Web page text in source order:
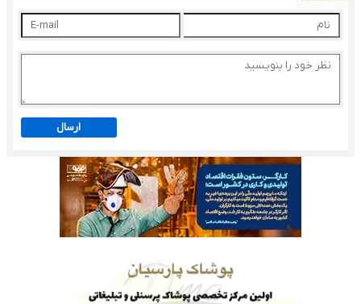
ارسال